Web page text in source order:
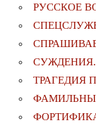
РУССКОЕ
ТРАГЕДИЯ